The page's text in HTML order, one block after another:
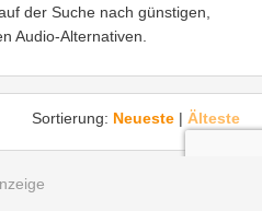
der Suche nach günstigen,
Audio-Alternativen.
Sortierung: Neueste | Älteste